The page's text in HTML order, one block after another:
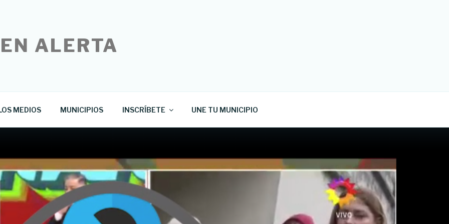
ALERTA
MEDIOS MUNICIPIOS INSCRÍBETE UNE TU MUNICIPIO